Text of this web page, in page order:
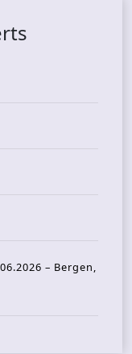
– Bergen,